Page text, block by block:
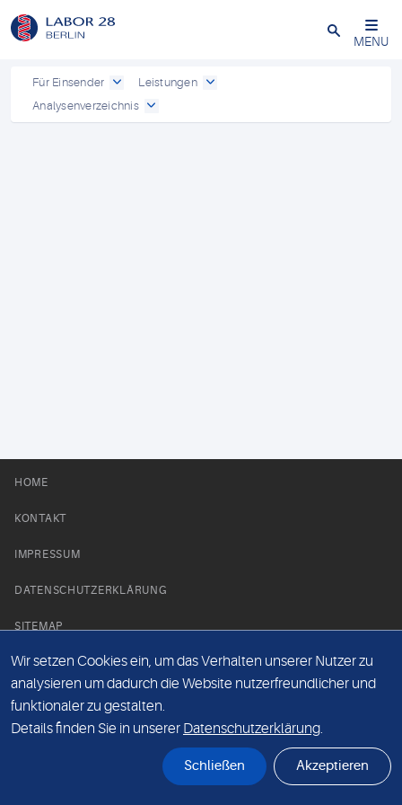
Schließen
MENU
Für Einsender
Leistungen
Analysenverzeichnis
HOME
KONTAKT
IMPRESSUM
DATENSCHUTZERKLÄRUNG
SITEMAP
NEWS PARTNER
Wir setzen Cookies ein, um das Verhalten unserer Nutzer zu
analysieren um dadurch die Website nutzerfreundlicher und
funktionaler zu gestalten.
Details finden Sie in unserer Datenschutzerklärung.
Schließen Akzeptieren